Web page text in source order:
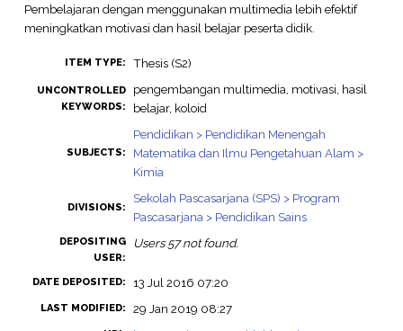
Pembelajaran dengan menggunakan multimedia lebih efektif
meningkatkan motivasi dan hasil belajar peserta didik.
ITEM TYPE: Thesis (S2)
UNCONTROLLED
KEYWORDS:
pengembangan multimedia, motivasi, hasil
belajar, koloid
SUBJECTS:
Pendidikan > Pendidikan Menengah
Matematika dan Ilmu Pengetahuan Alam >
Kimia
DIVISIONS:
Sekolah Pascasarjana (SPS) > Program
Pascasarjana > Pendidikan Sains
DEPOSITING
USER:
Users 57 not found.
DATE DEPOSITED: 13 Jul 2016 07:20
LAST MODIFIED: 29 Jan 2019 08:27